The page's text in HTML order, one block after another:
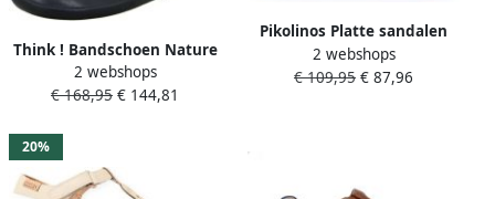
Think ! Bandschoen Nature
Damen 3-000952-0000 Zwart
2 webshops
€ 168,95 € 144,81
Pikolinos Platte sandalen
CADAQUES W8K-0705C1
2 webshops
€ 109,95 € 87,96
20%